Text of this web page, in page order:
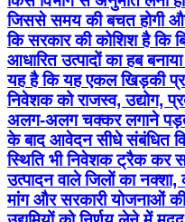
जिससे समय की बचत होगी और
कि सरकार की कोशिश है कि
आधारित उत्पादों का हब
यह है कि यह एकल खिड़की
निवेशक को राजस्व, उद्योग,
अलग-अलग चक्कर लगाने
के बाद आवेदन सीधे संबंधित
स्थिति भी निवेशक ट्रैक कर
उत्पादन वाले जिलों का
मांग और सरकारी योजनाओं